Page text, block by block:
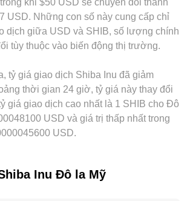
giao dịch có basis so với USD danh nghĩa,
dẫn vào mức báo giá SHIB/USD khi quy
giữa các sàn giúp thu hẹp các khác
mua nơi rẻ và bán nơi đắt, nhưng hiệu
ro thị trường, nên conversion rate
thể lệch nhau trong ngắn hạn.
khi $50 USD sẽ chuyển đổi thành
USD. Những con số này cung cấp chỉ
dịch giữa USD và SHIB, số lượng chính
tùy thuộc vào biến động thị trường.
tỷ giá giao dịch Shiba Inu đã giảm
thời gian 24 giờ, tỷ giá này thay đổi
giá giao dịch cao nhất là 1 SHIB cho Đô
USD và giá trị thấp nhất trong
USD.
Inu Đô la Mỹ